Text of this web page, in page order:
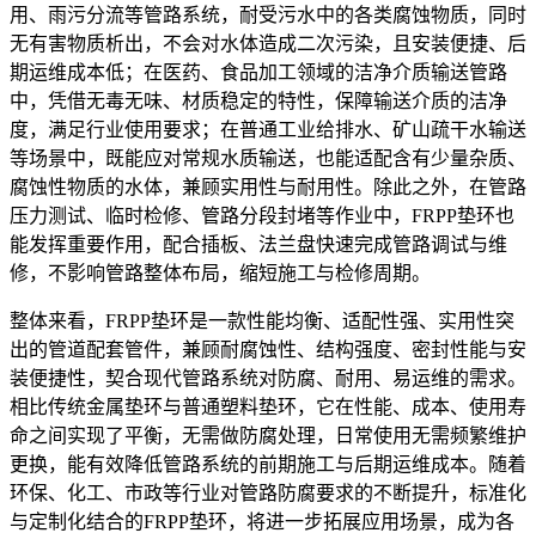
用、雨污分流等管路系统，耐受污水中的各类腐蚀物质，同时
无有害物质析出，不会对水体造成二次污染，且安装便捷、后
期运维成本低；在医药、食品加工领域的洁净介质输送管路
中，凭借无毒无味、材质稳定的特性，保障输送介质的洁净
度，满足行业使用要求；在普通工业给排水、矿山疏干水输送
等场景中，既能应对常规水质输送，也能适配含有少量杂质、
腐蚀性物质的水体，兼顾实用性与耐用性。除此之外，在管路
压力测试、临时检修、管路分段封堵等作业中，FRPP垫环也
能发挥重要作用，配合插板、法兰盘快速完成管路调试与维
修，不影响管路整体布局，缩短施工与检修周期。
整体来看，FRPP垫环是一款性能均衡、适配性强、实用性突
出的管道配套管件，兼顾耐腐蚀性、结构强度、密封性能与安
装便捷性，契合现代管路系统对防腐、耐用、易运维的需求。
相比传统金属垫环与普通塑料垫环，它在性能、成本、使用寿
命之间实现了平衡，无需做防腐处理，日常使用无需频繁维护
更换，能有效降低管路系统的前期施工与后期运维成本。随着
环保、化工、市政等行业对管路防腐要求的不断提升，标准化
与定制化结合的FRPP垫环，将进一步拓展应用场景，成为各